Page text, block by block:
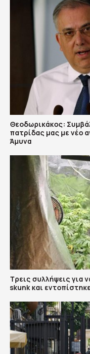
Θεοδωρικάκος:
πατρίδας μας με νέο
Άμυνα
Τρεις συλλήψεις για
skunk και